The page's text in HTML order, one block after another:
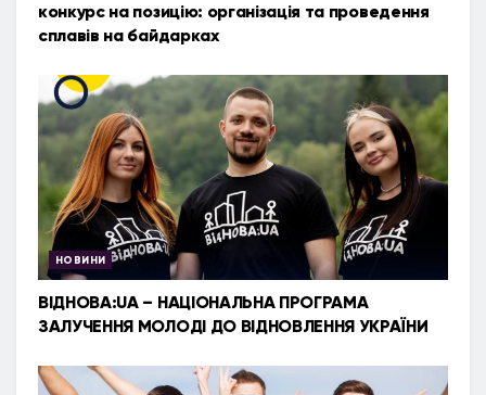
конкурс на позицію: організація та проведення
сплавів на байдарках
НОВИНИ
ВІДНОВА:UA – НАЦІОНАЛЬНА ПРОГРАМА
ЗАЛУЧЕННЯ МОЛОДІ ДО ВІДНОВЛЕННЯ УКРАЇНИ